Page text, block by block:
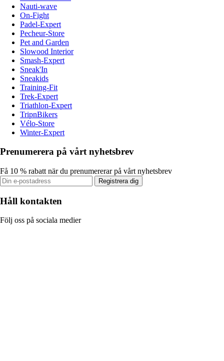
Nauti-wave
On-Fight
Padel-Expert
Pecheur-Store
Pet and Garden
Slowood Interior
Smash-Expert
Sneak'In
Sneakids
Training-Fit
Trek-Expert
Triathlon-Expert
TripnBikers
Vélo-Store
Winter-Expert
Prenumerera på vårt nyhetsbrev
Få 10 % rabatt när du prenumererar på vårt nyhetsbrev
Registrera dig
Håll kontakten
Följ oss på sociala medier